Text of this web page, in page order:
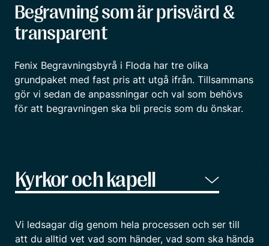
Begravning som är prisvärd &
transparent
Fenix Begravningsbyrå i Floda har tre olika
grundpaket med fast pris att utgå ifrån. Tillsammans
gör vi sedan de anpassningar och val som behövs
för att begravningen ska bli precis som du önskar.
Vi ledsagar dig genom hela processen och ser till
att du alltid vet vad som händer, vad som ska hända